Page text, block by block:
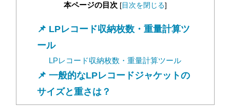
本ページの目次 [目次を閉じる]
LPレコード収納枚数・重量計算ツ
ール
LPレコード収納枚数・重量計算ツール
一般的なLPレコードジャケットの
サイズと重さは？